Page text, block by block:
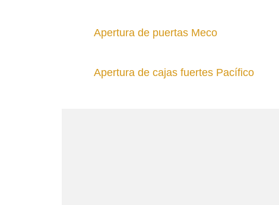
Apertura de puertas Meco
Apertura de cajas fuertes Pacífico